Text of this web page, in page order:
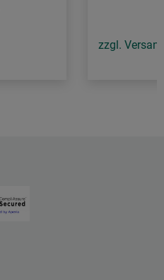
zzgl.